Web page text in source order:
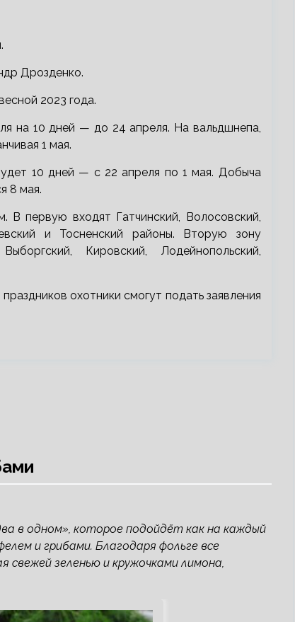
Дрозденко.
2023 года.
на 10 дней — до 24 апреля. На вальдшнепа,
1 мая.
10 дней — с 22 апреля по 1 мая. Добыча
8 мая.
В первую входят Гатчинский, Волосовский,
и Тосненский районы. Вторую зону
Кировский, Лодейнопольский,
охотники смогут подать заявления
в одном», которое подойдёт как на каждый
и грибами. Благодаря фольге все
зеленью и кружочками лимона,